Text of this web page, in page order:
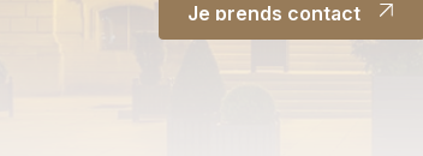
Je prends contact
Je prends contact